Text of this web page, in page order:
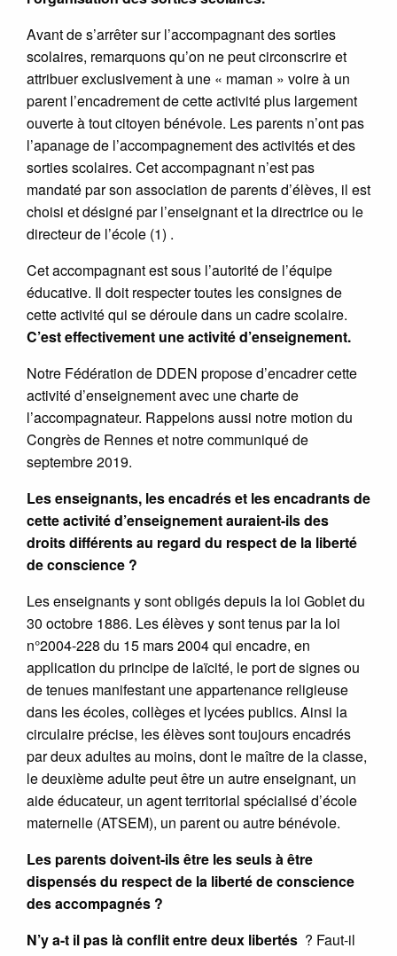
Avant de s’arrêter sur l’accompagnant des sorties
scolaires, remarquons qu’on ne peut circonscrire et
attribuer exclusivement à une « maman » voire à un
parent l’encadrement de cette activité plus largement
ouverte à tout citoyen bénévole. Les parents n’ont pas
l’apanage de l’accompagnement des activités et des
sorties scolaires. Cet accompagnant n’est pas
mandaté par son association de parents d’élèves, il est
choisi et désigné par l’enseignant et la directrice ou le
directeur de l’école (1) .
Cet accompagnant est sous l’autorité de l’équipe
éducative. Il doit respecter toutes les consignes de
cette activité qui se déroule dans un cadre scolaire.
C’est effectivement une activité d’enseignement.
Notre Fédération de DDEN propose d’encadrer cette
activité d’enseignement avec une charte de
l’accompagnateur. Rappelons aussi notre motion du
Congrès de Rennes et notre communiqué de
septembre 2019.
Les enseignants, les encadrés et les encadrants de
cette activité d’enseignement auraient-ils des
droits différents au regard du respect de la liberté
de conscience ?
Les enseignants y sont obligés depuis la loi Goblet du
30 octobre 1886. Les élèves y sont tenus par la loi
n°2004-228 du 15 mars 2004 qui encadre, en
application du principe de laïcité, le port de signes ou
de tenues manifestant une appartenance religieuse
dans les écoles, collèges et lycées publics. Ainsi la
circulaire précise, les élèves sont toujours encadrés
par deux adultes au moins, dont le maître de la classe,
le deuxième adulte peut être un autre enseignant, un
aide éducateur, un agent territorial spécialisé d’école
maternelle (ATSEM), un parent ou autre bénévole.
Les parents doivent-ils être les seuls à être
dispensés du respect de la liberté de conscience
des accompagnés ?
N’y a-t il pas là conflit entre deux libertés ? Faut-il